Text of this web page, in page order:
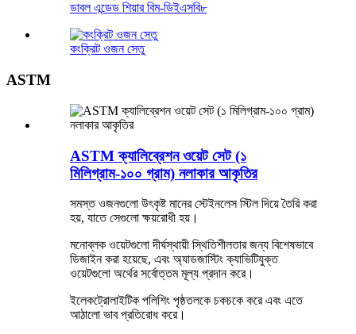
ডাবল এন্ডেড শিয়ার বিম-ডিইএসবি৮
কংক্রিট ওজন সেতু
ASTM
ASTM ক্যালিব্রেশন ওয়েট সেট (১
মিলিগ্রাম-১০০ গ্রাম) নলাকার আকৃতির
সমস্ত ওজনগুলো উৎকৃষ্ট মানের স্টেইনলেস স্টিল দিয়ে তৈরি করা
হয়, যাতে সেগুলো ক্ষয়রোধী হয়।
মনোব্লক ওয়েটগুলো দীর্ঘস্থায়ী স্থিতিশীলতার জন্য বিশেষভাবে
ডিজাইন করা হয়েছে, এবং অ্যাডজাস্টিং ক্যাভিটিযুক্ত
ওয়েটগুলো অর্থের সর্বোত্তম মূল্য প্রদান করে।
ইলেকট্রোলাইটিক পলিশিং পৃষ্ঠতলকে চকচকে করে এবং এতে
আঠালো ভাব প্রতিরোধ করে।